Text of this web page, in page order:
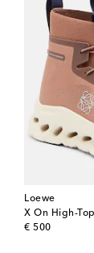
Loewe
X On High-
€ 500
original price